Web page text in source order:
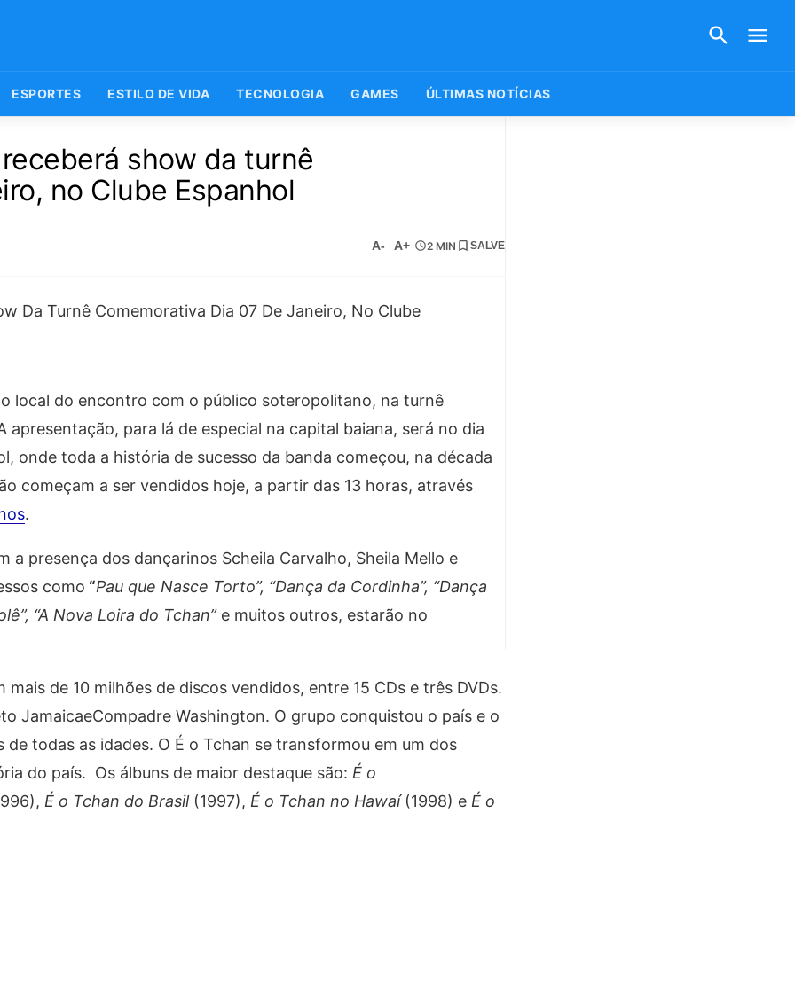
ESPORTES ESTILO DE VIDA TECNOLOGIA GAMES ÚLTIMAS NOTÍCIAS
show da turnê
no Clube Espanhol
A- A+ 2 MIN SALVE
local do encontro com o público soteropolitano, na turnê
para lá de especial na capital baiana, será no dia
onde toda a história de sucesso da banda começou, na década
começam a ser vendidos hoje, a partir das 13 horas, através
.
a presença dos dançarinos Scheila Carvalho, Sheila Mello e
como “Pau que Nasce Torto”, “Dança da Cordinha”, “Dança
“A Nova Loira do Tchan” e muitos outros, estarão no
de 10 milhões de discos vendidos, entre 15 CDs e três DVDs.
JamaicaeCompadre Washington. O grupo conquistou o país e o
todas as idades. O É o Tchan se transformou em um dos
do país. Os álbuns de maior destaque são: É o
É o Tchan do Brasil(1997), É o Tchan no Hawaí(1998) e É o